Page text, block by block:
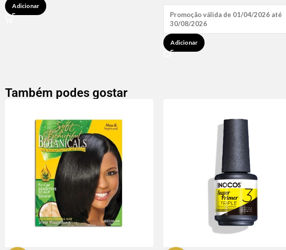
Adicionar
Promoção válida de 01/04/2026 até
30/08/2026
Adicionar
Também podes gostar